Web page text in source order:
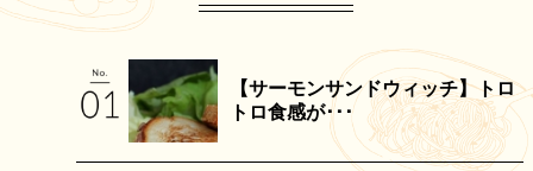
【サーモンサンドウィッチ】トロ
トロ食感が･･･